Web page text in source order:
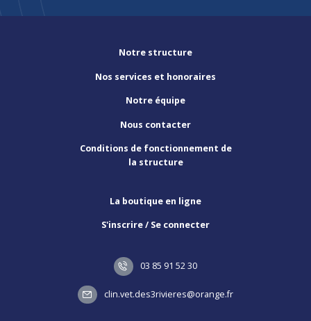
Notre structure
Nos services et honoraires
Notre équipe
Nous contacter
Conditions de fonctionnement de
la structure
La boutique en ligne
S'inscrire / Se connecter
03 85 91 52 30
clin.vet.des3rivieres@orange.fr